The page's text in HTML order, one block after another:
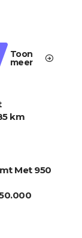
Toon
meer
km
Met 950